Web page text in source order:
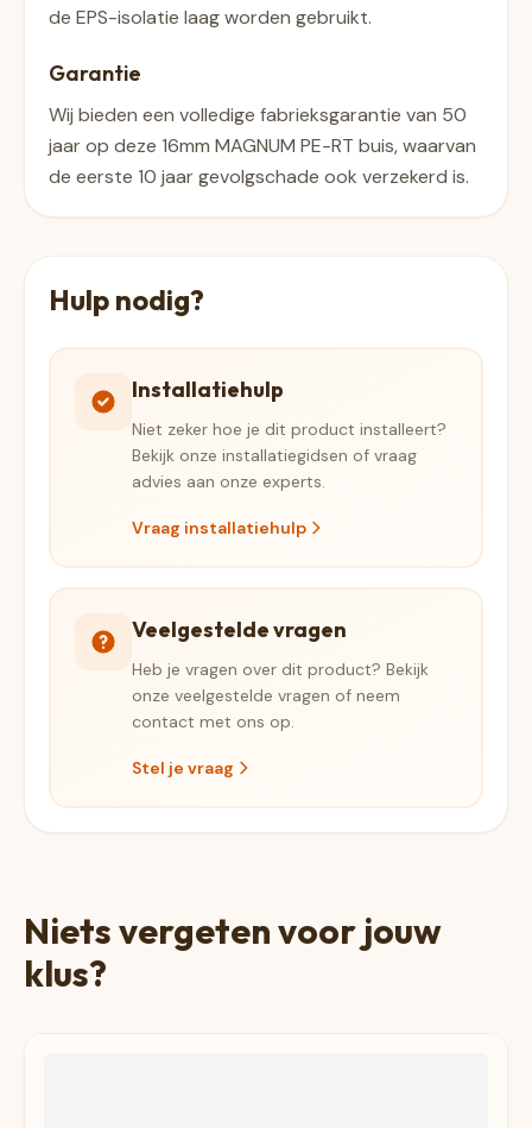
de EPS-isolatie laag worden gebruikt.
Garantie
Wij bieden een volledige fabrieksgarantie van 50
jaar op deze 16mm MAGNUM PE-RT buis, waarvan
de eerste 10 jaar gevolgschade ook verzekerd is.
Hulp nodig?
Installatiehulp
Niet zeker hoe je dit product installeert?
Bekijk onze installatiegidsen of vraag
advies aan onze experts.
Vraag installatiehulp
Veelgestelde vragen
Heb je vragen over dit product? Bekijk
onze veelgestelde vragen of neem
contact met ons op.
Stel je vraag
Niets vergeten voor jouw
klus?